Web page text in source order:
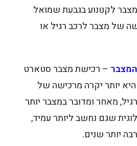
לקטנוע בגבעת שמואל
של מצבר לרכב רגיל או
– רכישת מצבר סטארט
יותר יקרה מרכישה של
מאחר ומדובר במצבר יותר
שגם נחשב ליותר עמיד,
יותר שנים.